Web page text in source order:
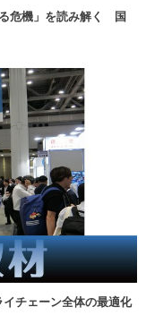
る危機」を読み解く 国
イチェーン全体の最適化